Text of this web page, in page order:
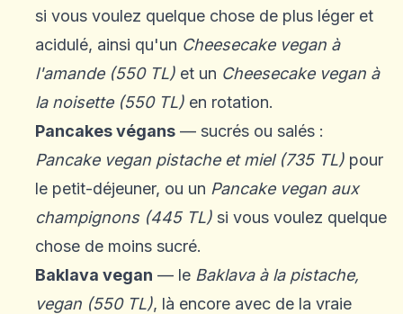
si vous voulez quelque chose de plus léger et
acidulé, ainsi qu'un Cheesecake vegan à
l'amande (550 TL)et un Cheesecake vegan à
la noisette (550 TL)en rotation.
Pancakes végans— sucrés ou salés :
Pancake vegan pistache et miel (735 TL)pour
le petit-déjeuner, ou un Pancake vegan aux
champignons (445 TL)si vous voulez quelque
chose de moins sucré.
Baklava vegan — le Baklava à la pistache,
vegan (550 TL), là encore avec de la vraie